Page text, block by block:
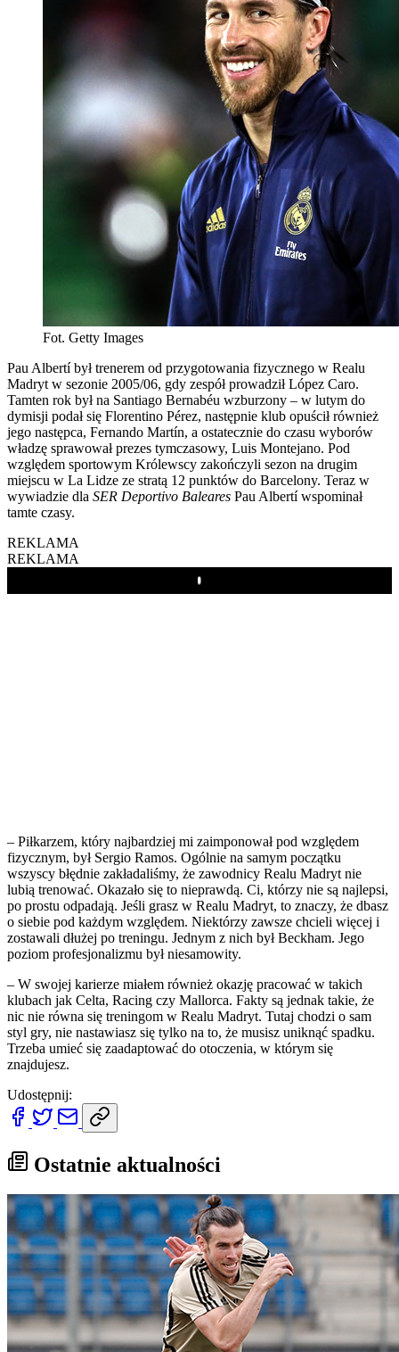
Fot. Getty Images
Pau Albertí był trenerem od przygotowania fizycznego w Realu
Madryt w sezonie 2005/06, gdy zespół prowadził López Caro.
Tamten rok był na Santiago Bernabéu wzburzony – w lutym do
dymisji podał się Florentino Pérez, następnie klub opuścił również
jego następca, Fernando Martín, a ostatecznie do czasu wyborów
władzę sprawował prezes tymczasowy, Luis Montejano. Pod
względem sportowym Królewscy zakończyli sezon na drugim
miejscu w La Lidze ze stratą 12 punktów do Barcelony. Teraz w
wywiadzie dla SER Deportivo Baleares Pau Albertí wspominał
tamte czasy.
REKLAMA
REKLAMA
Play
– Piłkarzem, który najbardziej mi zaimponował pod względem
fizycznym, był Sergio Ramos. Ogólnie na samym początku
wszyscy błędnie zakładaliśmy, że zawodnicy Realu Madryt nie
lubią trenować. Okazało się to nieprawdą. Ci, którzy nie są najlepsi,
po prostu odpadają. Jeśli grasz w Realu Madryt, to znaczy, że dbasz
o siebie pod każdym względem. Niektórzy zawsze chcieli więcej i
zostawali dłużej po treningu. Jednym z nich był Beckham. Jego
poziom profesjonalizmu był niesamowity.
– W swojej karierze miałem również okazję pracować w takich
klubach jak Celta, Racing czy Mallorca. Fakty są jednak takie, że
nic nie równa się treningom w Realu Madryt. Tutaj chodzi o sam
styl gry, nie nastawiasz się tylko na to, że musisz uniknąć spadku.
Trzeba umieć się zaadaptować do otoczenia, w którym się
znajdujesz.
Udostępnij:
Ostatnie aktualności